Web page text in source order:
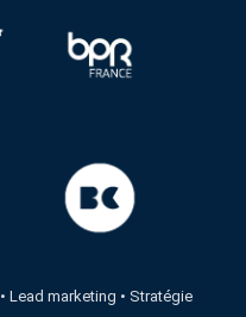
•Lead marketing • Stratégie